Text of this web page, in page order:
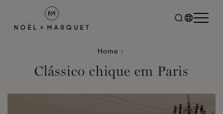
Home
Clássico chique em Paris